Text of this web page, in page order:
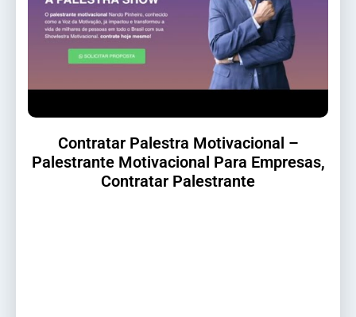
Contratar Palestra Motivacional –
Palestrante Motivacional Para Empresas,
Contratar Palestrante